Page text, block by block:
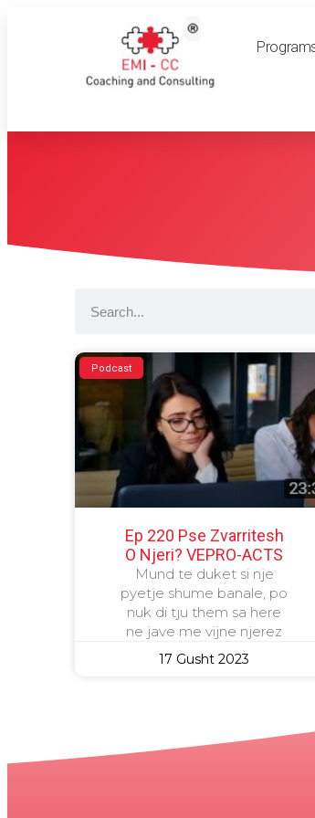
Podcast
Ep 220 Pse Zvarritesh
O Njeri? VEPRO-ACTS
Mund te duket si nje
pyetje shume banale, po
nuk di tju them sa here
ne jave me vijne njerez
17 Gusht 2023